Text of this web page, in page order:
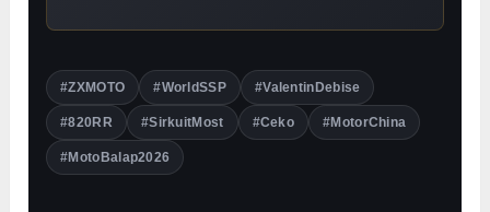
#ZXMOTO #WorldSSP #ValentinDebise
#820RR #SirkuitMost #Ceko #MotorChina
#MotoBalap2026